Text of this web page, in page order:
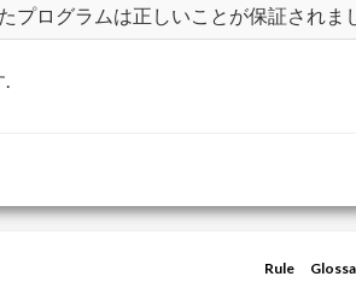
プログラムは正しいことが保証されま
.
Rule